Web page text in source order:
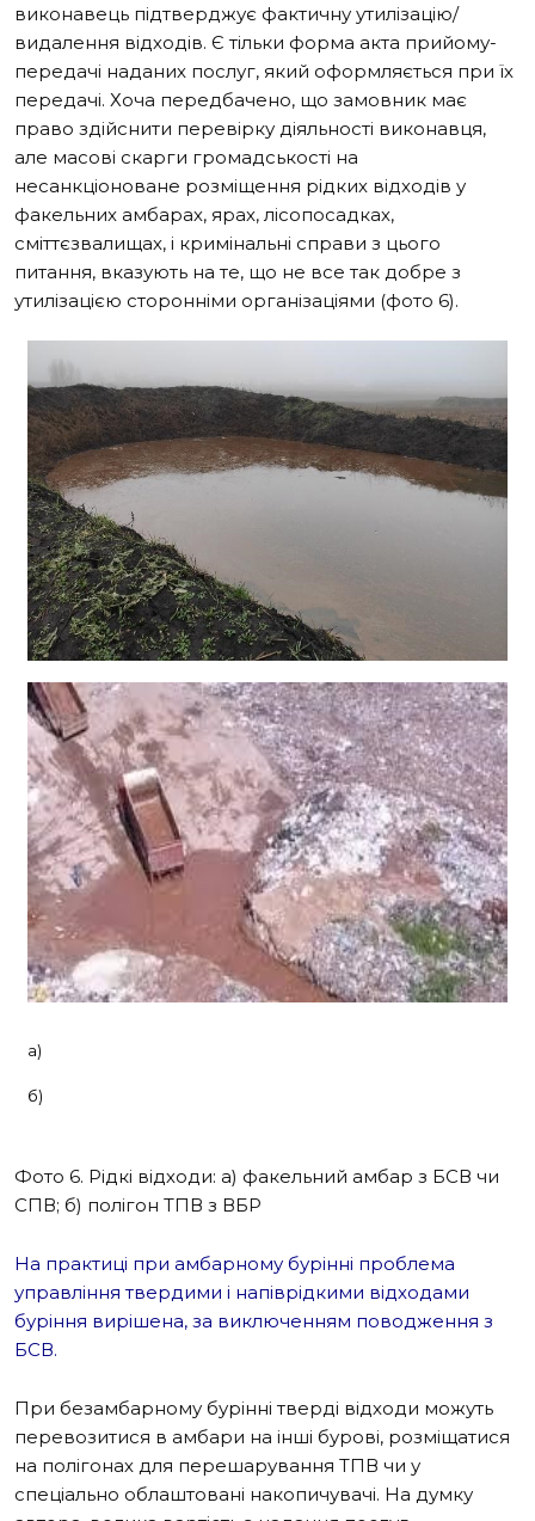
виконавець підтверджує фактичну утилізацію/
видалення відходів. Є тільки форма акта прийому-
передачі наданих послуг, який оформляється при їх
передачі. Хоча передбачено, що замовник має
право здійснити перевірку діяльності виконавця,
але масові скарги громадськості на
несанкціоноване розміщення рідких відходів у
факельних амбарах, ярах, лісопосадках,
сміттєзвалищах, і кримінальні справи з цього
питання, вказують на те, що не все так добре з
утилізацією сторонніми організаціями (фото 6).
а)
б)
Фото 6. Рідкі відходи: а) факельний амбар з БСВ чи
СПВ; б) полігон ТПВ з ВБР
На практиці при амбарному бурінні проблема
управління твердими і напіврідкими відходами
буріння вирішена, за виключенням поводження з
БСВ.
При безамбарному бурінні тверді відходи можуть
перевозитися в амбари на інші бурові, розміщатися
на полігонах для перешарування ТПВ чи у
спеціально облаштовані накопичувачі. На думку